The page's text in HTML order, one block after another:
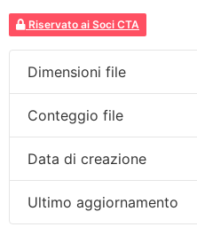
Riservato ai Soci CTA
Dimensioni file
Conteggio file
Data di creazione
Ultimo aggiornamento